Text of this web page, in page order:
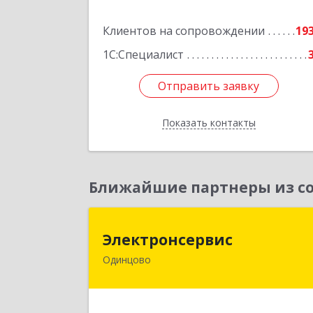
Клиентов на сопровождении
1С:Специалист
Отправить заявку
Показать контакты
Отправить заявку
Назад
Ближайшие партнеры из
Электронсервис
Одинцово